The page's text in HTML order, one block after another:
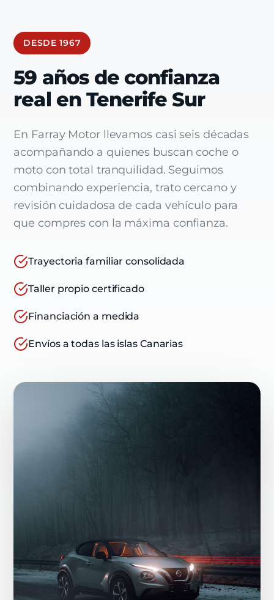
DESDE 1967
59 años de confianza
real en Tenerife Sur
En Farray Motor llevamos casi seis décadas
acompañando a quienes buscan coche o
moto con total tranquilidad. Seguimos
combinando experiencia, trato cercano y
revisión cuidadosa de cada vehículo para
que compres con la máxima confianza.
Trayectoria familiar consolidada
Taller propio certificado
Financiación a medida
Envíos a todas las islas Canarias